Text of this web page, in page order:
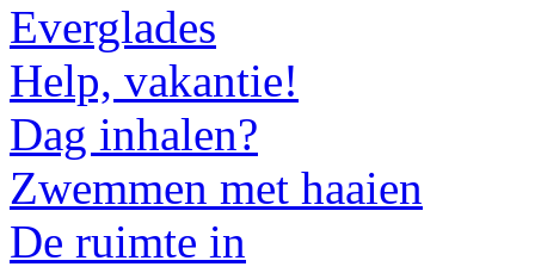
Everglades
Help, vakantie!
Dag inhalen?
Zwemmen met haaien
De ruimte in